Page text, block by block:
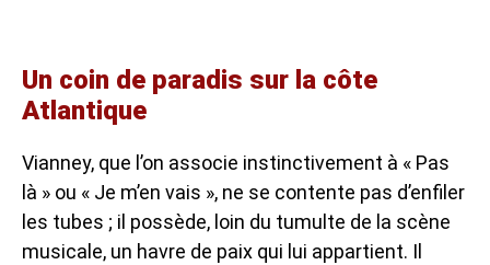
Un coin de paradis sur la côte
Atlantique
Vianney, que l’on associe instinctivement à « Pas
là » ou « Je m’en vais », ne se contente pas d’enfiler
les tubes ; il possède, loin du tumulte de la scène
musicale, un havre de paix qui lui appartient. Il